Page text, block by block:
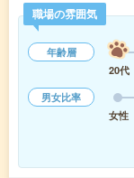
職場の雰囲気
年齢層
20代
男女比率
女性